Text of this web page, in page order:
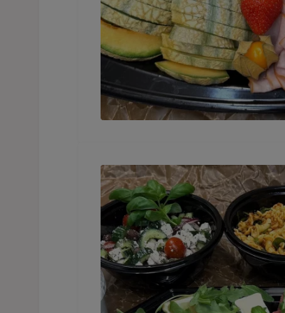
Lilla saluhallens buffé upplagd på